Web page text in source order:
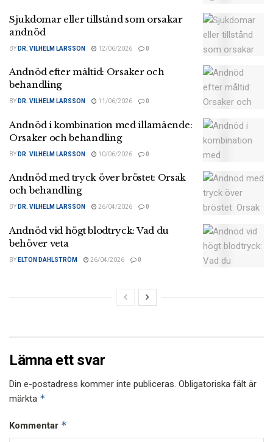
Sjukdomar eller tillstånd som orsakar
andnöd
BY DR. VILHELM LARSSON 12/06/2026 0
Andnöd efter måltid: Orsaker och
behandling
BY DR. VILHELM LARSSON 11/06/2026 0
Andnöd i kombination med illamående:
Orsaker och behandling
BY DR. VILHELM LARSSON 10/06/2026 0
Andnöd med tryck över bröstet: Orsak
och behandling
BY DR. VILHELM LARSSON 26/04/2026 0
Andnöd vid högt blodtryck: Vad du
behöver veta
BY ELTON DAHLSTRÖM 26/04/2026 0
Lämna ett svar
Din e-postadress kommer inte publiceras. Obligatoriska fält är
märkta *
Kommentar *